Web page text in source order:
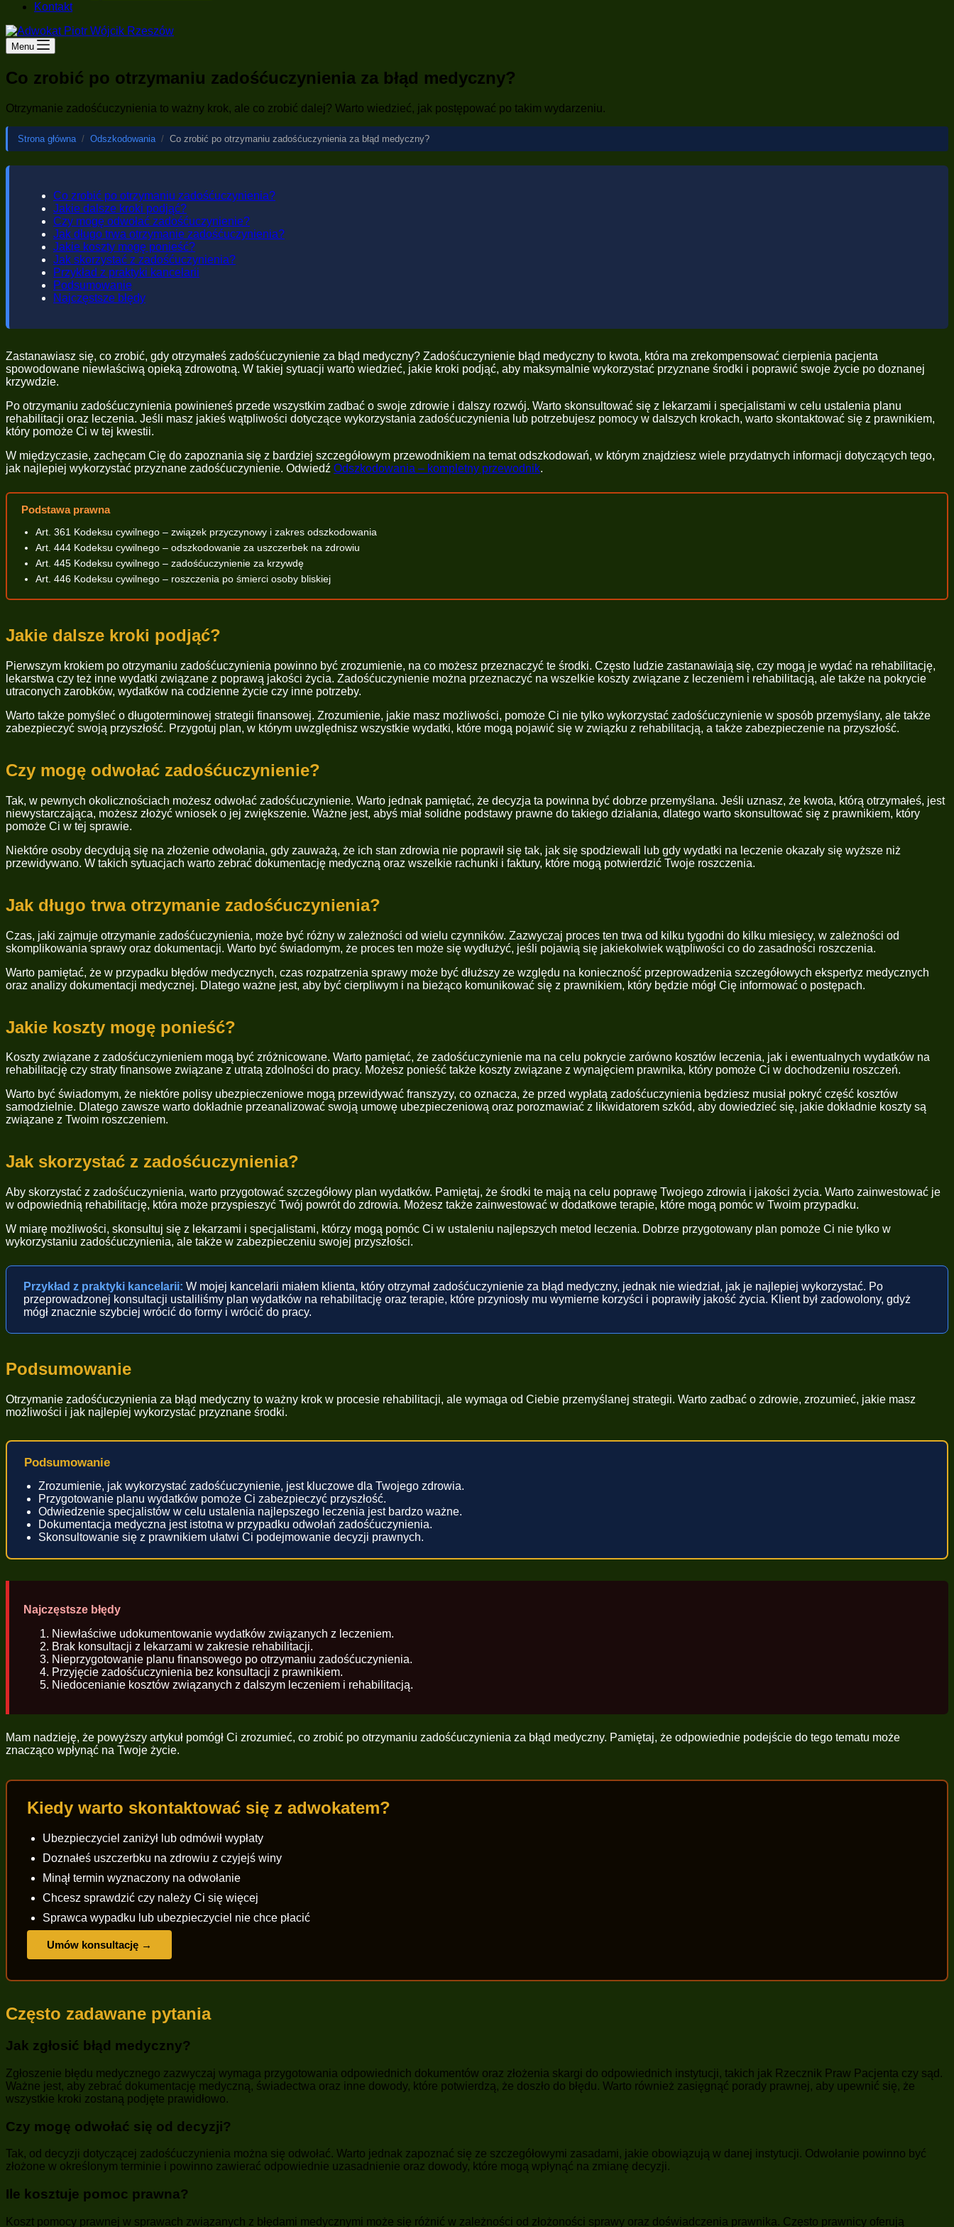
Kontakt
Menu
Co zrobić po otrzymaniu zadośćuczynienia za błąd medyczny?
Otrzymanie zadośćuczynienia to ważny krok, ale co zrobić dalej? Warto wiedzieć, jak postępować po takim wydarzeniu.
Strona główna / Odszkodowania / Co zrobić po otrzymaniu zadośćuczynienia za błąd medyczny?
Co zrobić po otrzymaniu zadośćuczynienia?
Jakie dalsze kroki podjąć?
Czy mogę odwołać zadośćuczynienie?
Jak długo trwa otrzymanie zadośćuczynienia?
Jakie koszty mogę ponieść?
Jak skorzystać z zadośćuczynienia?
Przykład z praktyki kancelarii
Podsumowanie
Najczęstsze błędy
Zastanawiasz się, co zrobić, gdy otrzymałeś zadośćuczynienie za błąd medyczny? Zadośćuczynienie błąd medyczny to kwota, która ma zrekompensować cierpienia pacjenta
spowodowane niewłaściwą opieką zdrowotną. W takiej sytuacji warto wiedzieć, jakie kroki podjąć, aby maksymalnie wykorzystać przyznane środki i poprawić swoje życie po doznanej
krzywdzie.
Po otrzymaniu zadośćuczynienia powinieneś przede wszystkim zadbać o swoje zdrowie i dalszy rozwój. Warto skonsultować się z lekarzami i specjalistami w celu ustalenia planu
rehabilitacji oraz leczenia. Jeśli masz jakieś wątpliwości dotyczące wykorzystania zadośćuczynienia lub potrzebujesz pomocy w dalszych krokach, warto skontaktować się z prawnikiem,
który pomoże Ci w tej kwestii.
W międzyczasie, zachęcam Cię do zapoznania się z bardziej szczegółowym przewodnikiem na temat odszkodowań, w którym znajdziesz wiele przydatnych informacji dotyczących tego,
jak najlepiej wykorzystać przyznane zadośćuczynienie. Odwiedź Odszkodowania – kompletny przewodnik.
Podstawa prawna
Art. 361 Kodeksu cywilnego – związek przyczynowy i zakres odszkodowania
Art. 444 Kodeksu cywilnego – odszkodowanie za uszczerbek na zdrowiu
Art. 445 Kodeksu cywilnego – zadośćuczynienie za krzywdę
Art. 446 Kodeksu cywilnego – roszczenia po śmierci osoby bliskiej
Jakie dalsze kroki podjąć?
Pierwszym krokiem po otrzymaniu zadośćuczynienia powinno być zrozumienie, na co możesz przeznaczyć te środki. Często ludzie zastanawiają się, czy mogą je wydać na rehabilitację,
lekarstwa czy też inne wydatki związane z poprawą jakości życia. Zadośćuczynienie można przeznaczyć na wszelkie koszty związane z leczeniem i rehabilitacją, ale także na pokrycie
utraconych zarobków, wydatków na codzienne życie czy inne potrzeby.
Warto także pomyśleć o długoterminowej strategii finansowej. Zrozumienie, jakie masz możliwości, pomoże Ci nie tylko wykorzystać zadośćuczynienie w sposób przemyślany, ale także
zabezpieczyć swoją przyszłość. Przygotuj plan, w którym uwzględnisz wszystkie wydatki, które mogą pojawić się w związku z rehabilitacją, a także zabezpieczenie na przyszłość.
Czy mogę odwołać zadośćuczynienie?
Tak, w pewnych okolicznościach możesz odwołać zadośćuczynienie. Warto jednak pamiętać, że decyzja ta powinna być dobrze przemyślana. Jeśli uznasz, że kwota, którą otrzymałeś, jest
niewystarczająca, możesz złożyć wniosek o jej zwiększenie. Ważne jest, abyś miał solidne podstawy prawne do takiego działania, dlatego warto skonsultować się z prawnikiem, który
pomoże Ci w tej sprawie.
Niektóre osoby decydują się na złożenie odwołania, gdy zauważą, że ich stan zdrowia nie poprawił się tak, jak się spodziewali lub gdy wydatki na leczenie okazały się wyższe niż
przewidywano. W takich sytuacjach warto zebrać dokumentację medyczną oraz wszelkie rachunki i faktury, które mogą potwierdzić Twoje roszczenia.
Jak długo trwa otrzymanie zadośćuczynienia?
Czas, jaki zajmuje otrzymanie zadośćuczynienia, może być różny w zależności od wielu czynników. Zazwyczaj proces ten trwa od kilku tygodni do kilku miesięcy, w zależności od
skomplikowania sprawy oraz dokumentacji. Warto być świadomym, że proces ten może się wydłużyć, jeśli pojawią się jakiekolwiek wątpliwości co do zasadności roszczenia.
Warto pamiętać, że w przypadku błędów medycznych, czas rozpatrzenia sprawy może być dłuższy ze względu na konieczność przeprowadzenia szczegółowych ekspertyz medycznych
oraz analizy dokumentacji medycznej. Dlatego ważne jest, aby być cierpliwym i na bieżąco komunikować się z prawnikiem, który będzie mógł Cię informować o postępach.
Jakie koszty mogę ponieść?
Koszty związane z zadośćuczynieniem mogą być zróżnicowane. Warto pamiętać, że zadośćuczynienie ma na celu pokrycie zarówno kosztów leczenia, jak i ewentualnych wydatków na
rehabilitację czy straty finansowe związane z utratą zdolności do pracy. Możesz ponieść także koszty związane z wynajęciem prawnika, który pomoże Ci w dochodzeniu roszczeń.
Warto być świadomym, że niektóre polisy ubezpieczeniowe mogą przewidywać franszyzy, co oznacza, że przed wypłatą zadośćuczynienia będziesz musiał pokryć część kosztów
samodzielnie. Dlatego zawsze warto dokładnie przeanalizować swoją umowę ubezpieczeniową oraz porozmawiać z likwidatorem szkód, aby dowiedzieć się, jakie dokładnie koszty są
związane z Twoim roszczeniem.
Jak skorzystać z zadośćuczynienia?
Aby skorzystać z zadośćuczynienia, warto przygotować szczegółowy plan wydatków. Pamiętaj, że środki te mają na celu poprawę Twojego zdrowia i jakości życia. Warto zainwestować je
w odpowiednią rehabilitację, która może przyspieszyć Twój powrót do zdrowia. Możesz także zainwestować w dodatkowe terapie, które mogą pomóc w Twoim przypadku.
W miarę możliwości, skonsultuj się z lekarzami i specjalistami, którzy mogą pomóc Ci w ustaleniu najlepszych metod leczenia. Dobrze przygotowany plan pomoże Ci nie tylko w
wykorzystaniu zadośćuczynienia, ale także w zabezpieczeniu swojej przyszłości.
Przykład z praktyki kancelarii: W mojej kancelarii miałem klienta, który otrzymał zadośćuczynienie za błąd medyczny, jednak nie wiedział, jak je najlepiej wykorzystać. Po
przeprowadzonej konsultacji ustaliliśmy plan wydatków na rehabilitację oraz terapie, które przyniosły mu wymierne korzyści i poprawiły jakość życia. Klient był zadowolony, gdyż
mógł znacznie szybciej wrócić do formy i wrócić do pracy.
Podsumowanie
Otrzymanie zadośćuczynienia za błąd medyczny to ważny krok w procesie rehabilitacji, ale wymaga od Ciebie przemyślanej strategii. Warto zadbać o zdrowie, zrozumieć, jakie masz
możliwości i jak najlepiej wykorzystać przyznane środki.
Podsumowanie
Zrozumienie, jak wykorzystać zadośćuczynienie, jest kluczowe dla Twojego zdrowia.
Przygotowanie planu wydatków pomoże Ci zabezpieczyć przyszłość.
Odwiedzenie specjalistów w celu ustalenia najlepszego leczenia jest bardzo ważne.
Dokumentacja medyczna jest istotna w przypadku odwołań zadośćuczynienia.
Skonsultowanie się z prawnikiem ułatwi Ci podejmowanie decyzji prawnych.
Najczęstsze błędy
Niewłaściwe udokumentowanie wydatków związanych z leczeniem.
Brak konsultacji z lekarzami w zakresie rehabilitacji.
Nieprzygotowanie planu finansowego po otrzymaniu zadośćuczynienia.
Przyjęcie zadośćuczynienia bez konsultacji z prawnikiem.
Niedocenianie kosztów związanych z dalszym leczeniem i rehabilitacją.
Mam nadzieję, że powyższy artykuł pomógł Ci zrozumieć, co zrobić po otrzymaniu zadośćuczynienia za błąd medyczny. Pamiętaj, że odpowiednie podejście do tego tematu może
znacząco wpłynąć na Twoje życie.
Kiedy warto skontaktować się z adwokatem?
Ubezpieczyciel zaniżył lub odmówił wypłaty
Doznałeś uszczerbku na zdrowiu z czyjejś winy
Minął termin wyznaczony na odwołanie
Chcesz sprawdzić czy należy Ci się więcej
Sprawca wypadku lub ubezpieczyciel nie chce płacić
Umów konsultację →
Często zadawane pytania
Jak zgłosić błąd medyczny?
Zgłoszenie błędu medycznego zazwyczaj wymaga przygotowania odpowiednich dokumentów oraz złożenia skargi do odpowiednich instytucji, takich jak Rzecznik Praw Pacjenta czy sąd.
Ważne jest, aby zebrać dokumentację medyczną, świadectwa oraz inne dowody, które potwierdzą, że doszło do błędu. Warto również zasięgnąć porady prawnej, aby upewnić się, że
wszystkie kroki zostaną podjęte prawidłowo.
Czy mogę odwołać się od decyzji?
Tak, od decyzji dotyczącej zadośćuczynienia można się odwołać. Warto jednak zapoznać się ze szczegółowymi zasadami, jakie obowiązują w danej instytucji. Odwołanie powinno być
złożone w określonym terminie i powinno zawierać odpowiednie uzasadnienie oraz dowody, które mogą wpłynąć na zmianę decyzji.
Ile kosztuje pomoc prawna?
Koszt pomocy prawnej w sprawach związanych z błędami medycznymi może się różnić w zależności od złożoności sprawy oraz doświadczenia prawnika. Często prawnicy oferują